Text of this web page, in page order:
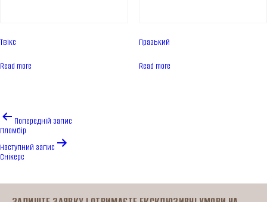
Твікс
Read more
Празький
Read more
Навігація
записівПопередній запис
Пломбір
Наступний запис
Снікерс